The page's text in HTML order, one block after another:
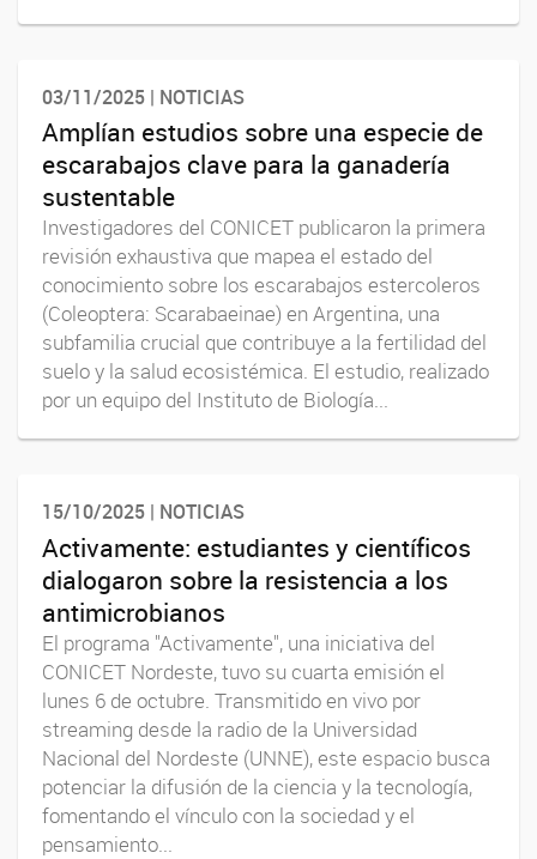
03/11/2025 | NOTICIAS
Amplían estudios sobre una especie de
escarabajos clave para la ganadería
sustentable
Investigadores del CONICET publicaron la primera
revisión exhaustiva que mapea el estado del
conocimiento sobre los escarabajos estercoleros
(Coleoptera: Scarabaeinae) en Argentina, una
subfamilia crucial que contribuye a la fertilidad del
suelo y la salud ecosistémica. El estudio, realizado
por un equipo del Instituto de Biología...
15/10/2025 | NOTICIAS
Activamente: estudiantes y científicos
dialogaron sobre la resistencia a los
antimicrobianos
El programa "Activamente", una iniciativa del
CONICET Nordeste, tuvo su cuarta emisión el
lunes 6 de octubre. Transmitido en vivo por
streaming desde la radio de la Universidad
Nacional del Nordeste (UNNE), este espacio busca
potenciar la difusión de la ciencia y la tecnología,
fomentando el vínculo con la sociedad y el
pensamiento...